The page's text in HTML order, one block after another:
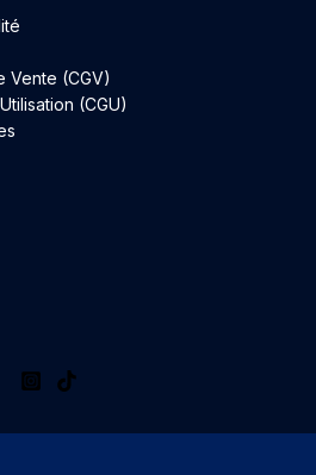
Vente (CGV)
(CGU)